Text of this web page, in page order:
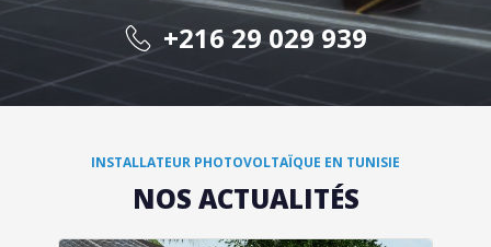
+216 29 029 939
INSTALLATEUR PHOTOVOLTAÏQUE EN TUNISIE
NOS ACTUALITÉS